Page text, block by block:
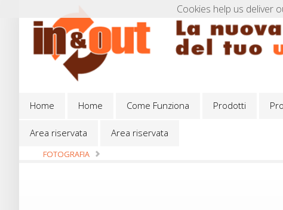
Home
Home
Home
Home
Come Funziona
Come Funziona
Prodotti
Area riservata
Area riservata
Area riservata
FOTOGRAFIA
Cookies help us deliver